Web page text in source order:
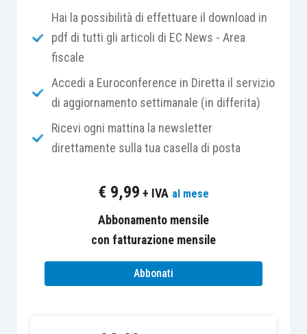
da una parte fissa, determinata in
relazione alle componenti essenziali del
costo del servizio,
e da unaparte variabile, rapportata alle
quantità di rifiuti conferiti.
In relazione alla questione innanzi prospettata, è
essenziale soffermarsi sul contenuto della
intendersi comprensiva sia delle superfici adibite
a civile abitazione sia delle relative pertinenze.
articolo 16 Prototipo di
Hai la possibilità di effettuare il download in
pdf di tutti gli articoli di EC News - Area
fiscale
Accedi a Euroconference in Diretta il servizio
di aggiornamento settimanale (in differita)
Ricevi ogni mattina la newsletter
direttamente sulla tua casella di posta
€ 9,99 + IVA al mese
Abbonamento mensile
con fatturazione mensile
Abbonati